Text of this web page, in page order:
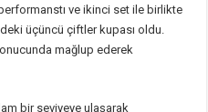
ve ikinci set ile birlikte
üçüncü çiftler kupası oldu.
mağlup ederek
bir seviyeye ulaşarak